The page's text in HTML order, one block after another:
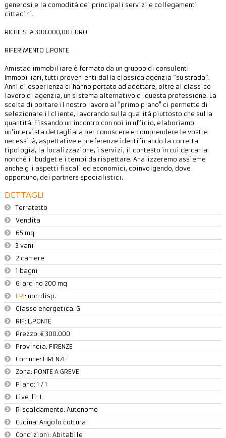
generosi e la comodità dei principali servizi e collegamenti
cittadini.
RICHIESTA 300.000,00 EURO
RIFERIMENTO L.PONTE
Amistad immobiliare è formato da un gruppo di consulenti
Immobiliari, tutti provenienti dalla classica agenzia “su strada”.
Anni di esperienza ci hanno portato ad adottare, oltre al classico
lavoro di agenzia, un sistema alternativo di questa professione. La
scelta di portare il nostro lavoro al "primo piano" ci permette di
selezionare il cliente, lavorando sulla qualità piuttosto che sulla
quantità. Fissando un incontro con noi in ufficio, elaboriamo
un’intervista dettagliata per conoscere e comprendere le vostre
necessità, aspettative e preferenze identificando la corretta
tipologia, la localizzazione, i servizi, il contesto in cui cercarla
nonché il budget e i tempi da rispettare. Analizzeremo assieme
anche gli aspetti fiscali ed economici, coinvolgendo, dove
opportuno, dei partners specialistici.
DETTAGLI
Terratetto
Vendita
65 mq
3 vani
2 camere
1 bagni
Giardino 200 mq
EPI: non disp.
Classe energetica: G
RIF: L.PONTE
Prezzo: € 300.000
Provincia: FIRENZE
Comune: FIRENZE
Zona: PONTE A GREVE
Piano: 1 / 1
Livelli: 1
Riscaldamento: Autonomo
Cucina: Angolo cottura
Condizioni: Abitabile